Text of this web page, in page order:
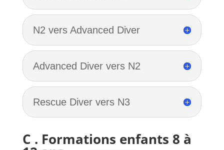
N2 vers Advanced Diver
Advanced Diver vers N2
Rescue Diver vers N3
C . Formations enfants 8 à